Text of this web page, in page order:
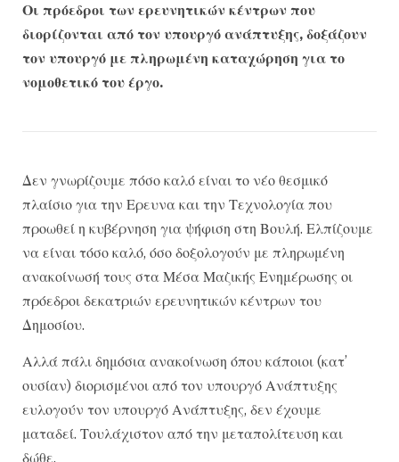
Οι πρόεδροι των ερευνητικών κέντρων που
διορίζονται από τον υπουργό ανάπτυξης, δοξάζουν
τον υπουργό με πληρωμένη καταχώρηση για το
νομοθετικό του έργο.
Δεν γνωρίζουμε πόσο καλό είναι το νέο θεσμικό
πλαίσιο για την Ερευνα και την Τεχνολογία που
προωθεί η κυβέρνηση για ψήφιση στη Βουλή. Ελπίζουμε
να είναι τόσο καλό, όσο δοξολογούν με πληρωμένη
ανακοίνωσή τους στα Μέσα Μαζικής Ενημέρωσης οι
πρόεδροι δεκατριών ερευνητικών κέντρων του
Δημοσίου.
Αλλά πάλι δημόσια ανακοίνωση όπου κάποιοι (κατ’
ουσίαν) διορισμένοι από τον υπουργό Ανάπτυξης
ευλογούν τον υπουργό Ανάπτυξης, δεν έχουμε
ματαδεί. Τουλάχιστον από την μεταπολίτευση και
δώθε.